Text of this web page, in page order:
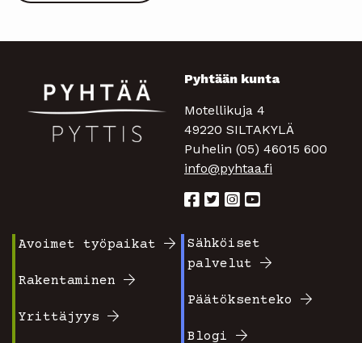
Pyhtään kunta
Motellikuja 4
49220 SILTAKYLÄ
Puhelin (05) 46015 600
info@pyhtaa.fi
valikko
1
Avoimet työpaikat
Rakentaminen
Yrittäjyys
Footer
2
Sähköiset
palvelut
Päätöksenteko
Blogi